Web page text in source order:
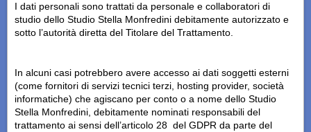
I dati personali sono trattati da personale e collaboratori di
studio dello Studio Stella Monfredini debitamente autorizzato e
sotto l’autorità diretta del Titolare del Trattamento.
In alcuni casi potrebbero avere accesso ai dati soggetti esterni
(come fornitori di servizi tecnici terzi, hosting provider, società
informatiche) che agiscano per conto o a nome dello Studio
Stella Monfredini, debitamente nominati responsabili del
trattamento ai sensi dell’articolo 28 del GDPR da parte del